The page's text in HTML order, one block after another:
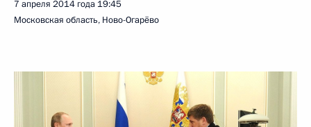
7 апреля 2014 года 19:45
Московская область, Ново-Огарёво